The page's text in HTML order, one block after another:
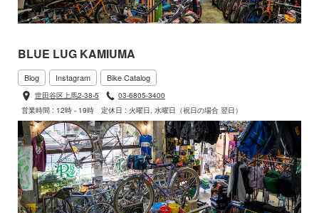
BLUE LUG KAMIUMA
Blog Instagram Bike Catalog
世田谷区上馬2-38-5
03-6805-3400
営業時間 : 12時 - 19時
定休日 : 火曜日, 水曜日（祝日の場合 翌日）